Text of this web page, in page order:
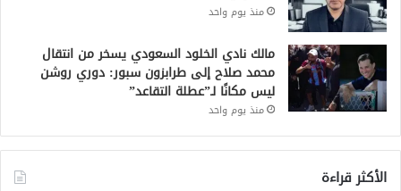
منذ يوم واحد
مالك نادي الخلود السعودي يسخر من انتقال
محمد صلاح إلى طرابزون سبور: دوري روشن
ليس مكانًا لـ”عطلة التقاعد”
منذ يوم واحد
الأكثر قراءة